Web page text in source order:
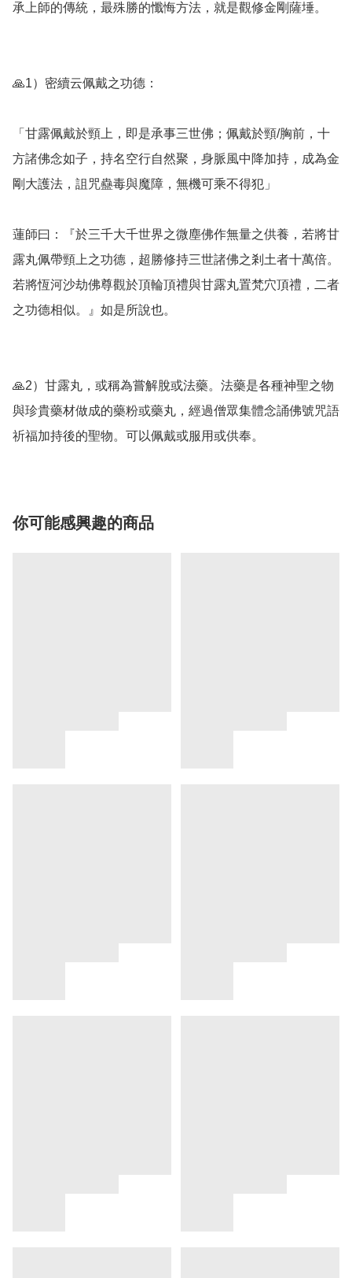
承上師的傳統，最殊勝的懺悔方法，就是觀修金剛薩埵。
🙏1）密續云佩戴之功德：
「甘露佩戴於頸上，即是承事三世佛；佩戴於頸/胸前，十
方諸佛念如子，持名空行自然聚，身脈風中降加持，成為金
剛大護法，詛咒蠱毒與魔障，無機可乘不得犯」
蓮師曰：『於三千大千世界之微塵佛作無量之供養，若將甘
露丸佩帶頸上之功德，超勝修持三世諸佛之剎土者十萬倍。
若將恆河沙劫佛尊觀於頂輪頂禮與甘露丸置梵穴頂禮，二者
之功德相似。』如是所說也。
🙏2）甘露丸，或稱為嘗解脫或法藥。法藥是各種神聖之物
與珍貴藥材做成的藥粉或藥丸，經過僧眾集體念誦佛號咒語
祈福加持後的聖物。可以佩戴或服用或供奉。
你可能感興趣的商品